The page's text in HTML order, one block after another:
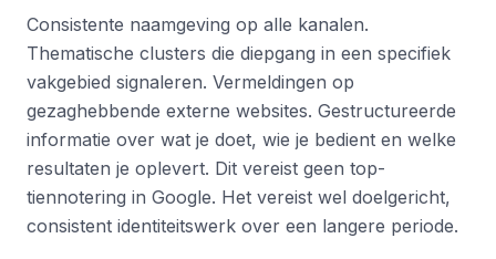
Consistente naamgeving op alle kanalen.
Thematische clusters die diepgang in een specifiek
vakgebied signaleren. Vermeldingen op
gezaghebbende externe websites. Gestructureerde
informatie over wat je doet, wie je bedient en welke
resultaten je oplevert. Dit vereist geen top-
tiennotering in Google. Het vereist wel doelgericht,
consistent identiteitswerk over een langere periode.